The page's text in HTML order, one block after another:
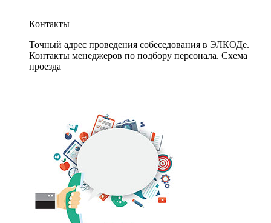
Контакты
Точный адрес проведения собеседования в ЭЛКОДе.
Контакты менеджеров по подбору персонала. Схема
проезда